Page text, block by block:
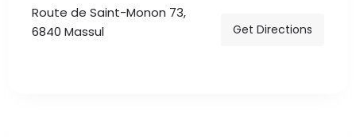
Route de Saint-Monon 73,
6840 Massul
Get Directions